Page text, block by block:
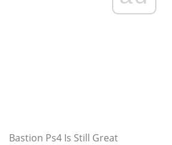
Bastion Ps4 Is Still Great